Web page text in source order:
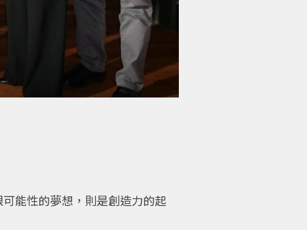
能性的夢想，則是創造力的起